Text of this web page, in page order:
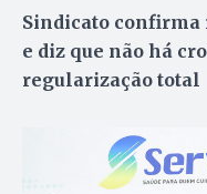
Sindicato confirma
e diz que não há
regularização total